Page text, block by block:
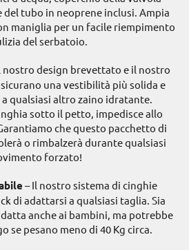
tubo in neoprene inclusi. Ampia
maniglia per un facile riempimento
del serbatoio.
design brevettato e il nostro
una vestibilità più solida e
qualsiasi altro zaino idratante.
sotto il petto, impedisce allo
che questo pacchetto di
o rimbalzerà durante qualsiasi
forzato!
– Il nostro sistema di cinghie
di adattarsi a qualsiasi taglia. Sia
anche ai bambini, ma potrebbe
se pesano meno di 40 Kg circa.